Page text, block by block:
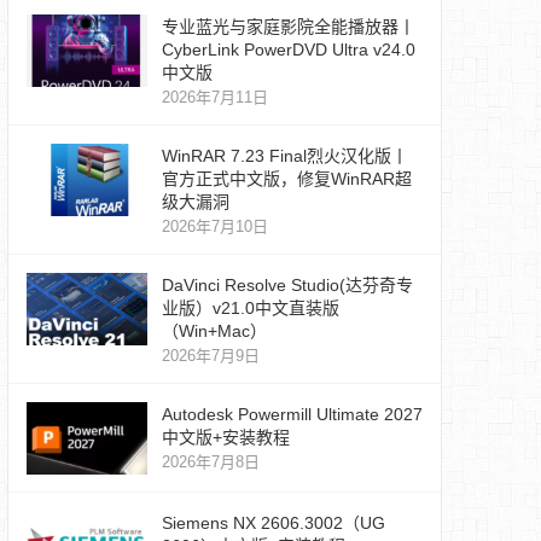
专业蓝光与家庭影院全能播放器丨
CyberLink PowerDVD Ultra v24.0
中文版
2026年7月11日
WinRAR 7.23 Final烈火汉化版丨
官方正式中文版，修复WinRAR超
级大漏洞
2026年7月10日
DaVinci Resolve Studio(达芬奇专
业版）v21.0中文直装版
（Win+Mac）
2026年7月9日
Autodesk Powermill Ultimate 2027
中文版+安装教程
2026年7月8日
Siemens NX 2606.3002（UG